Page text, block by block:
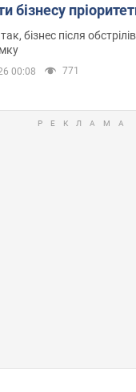
бізнесу
до наявних
бізнес після
00:08 771